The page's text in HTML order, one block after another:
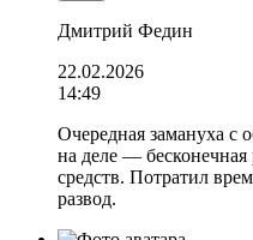
Дмитрий Федин
22.02.2026
14:49
Очередная замануха с
на деле —
средств. Потратил
развод.